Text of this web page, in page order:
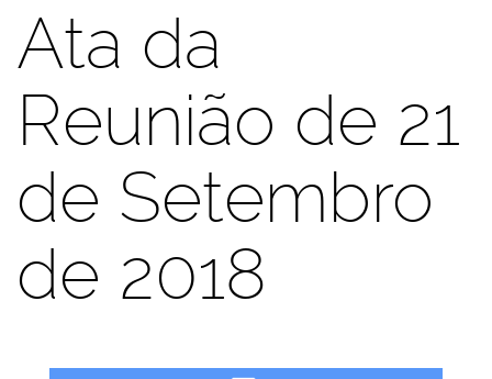
Ata da
Reunião de 21
de Setembro
de 2018